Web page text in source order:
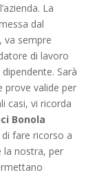
La
dal
va sempre
di lavoro
Sarà
prove valide per
casi, vi ricorda
Bonola
fare ricorso a
la nostra, per